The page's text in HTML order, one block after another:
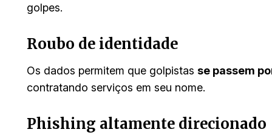
golpes.
Roubo de identidade
Os dados permitem que golpistas se passem
contratando serviços em seu nome.
Phishing altamente direcionado